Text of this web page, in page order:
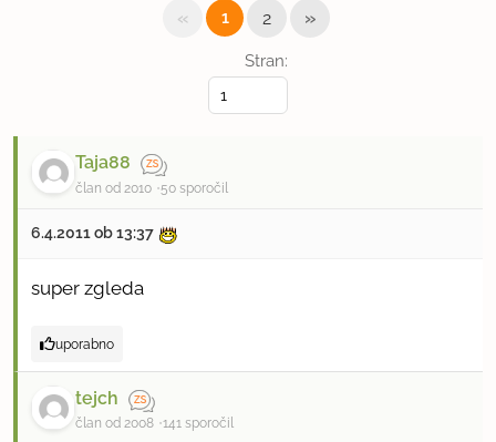
Stran:
« 1 2 »
Taja88
član od 2010 50 sporočil
6.4.2011 ob 13:37
super zgleda
uporabno
tejch
član od 2008 141 sporočil